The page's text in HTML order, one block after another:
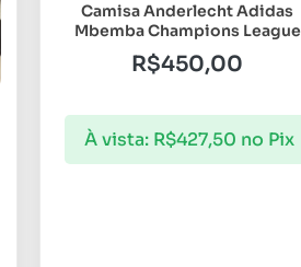
Camisa Anderlecht Adidas
Mbemba Champions League
R$450,00
À vista: R$427,50 no Pix